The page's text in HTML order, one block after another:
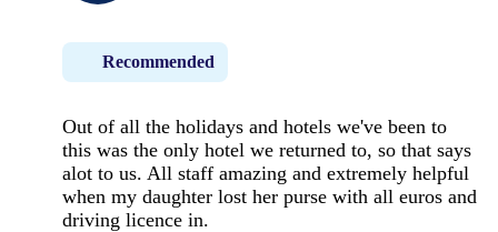
Recommended
Out of all the holidays and hotels we've been to
this was the only hotel we returned to, so that says
alot to us. All staff amazing and extremely helpful
when my daughter lost her purse with all euros and
driving licence in.